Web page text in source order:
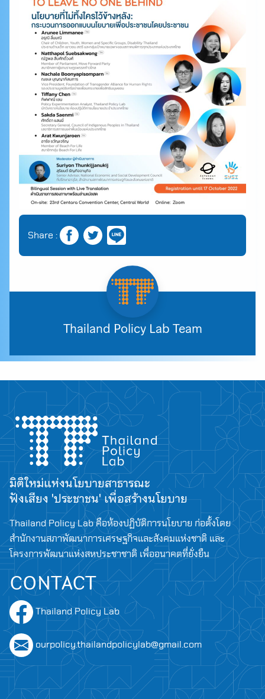
Share :
Thailand Policy Lab Team
มิติใหม่แห่งนโยบายสาธารณะ
ฟังเสียง 'ประชาชน' เพื่อสร้างนโยบาย
Thailand Policy Lab คือห้องปฏิบัติการนโยบาย ก่อตั้งโดย
สำนักงานสภาพัฒนาการเศรษฐกิจและสังคมแห่งชาติ และ
โครงการพัฒนาแห่งสหประชาชาติ เพื่ออนาคตที่ยั่งยืน
CONTACT
Thailand Policy Lab
ourpolicy.thailandpolicylab@gmail.com